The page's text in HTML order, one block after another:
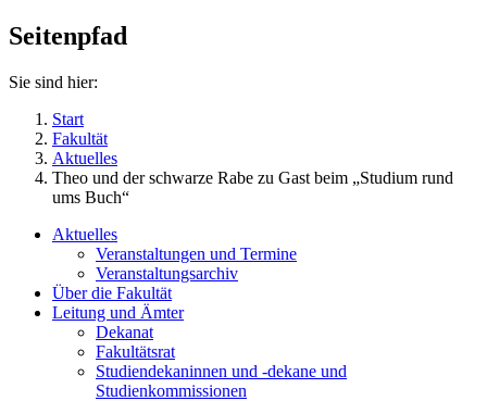
Seitenpfad
Sie sind hier:
Start
Fakultät
Aktuelles
Theo und der schwarze Rabe zu Gast beim „Studium rund
ums Buch“
Aktuelles
Veranstaltungen und Termine
Veranstaltungsarchiv
Über die Fakultät
Leitung und Ämter
Dekanat
Fakultätsrat
Studiendekaninnen und -dekane und
Studienkommissionen